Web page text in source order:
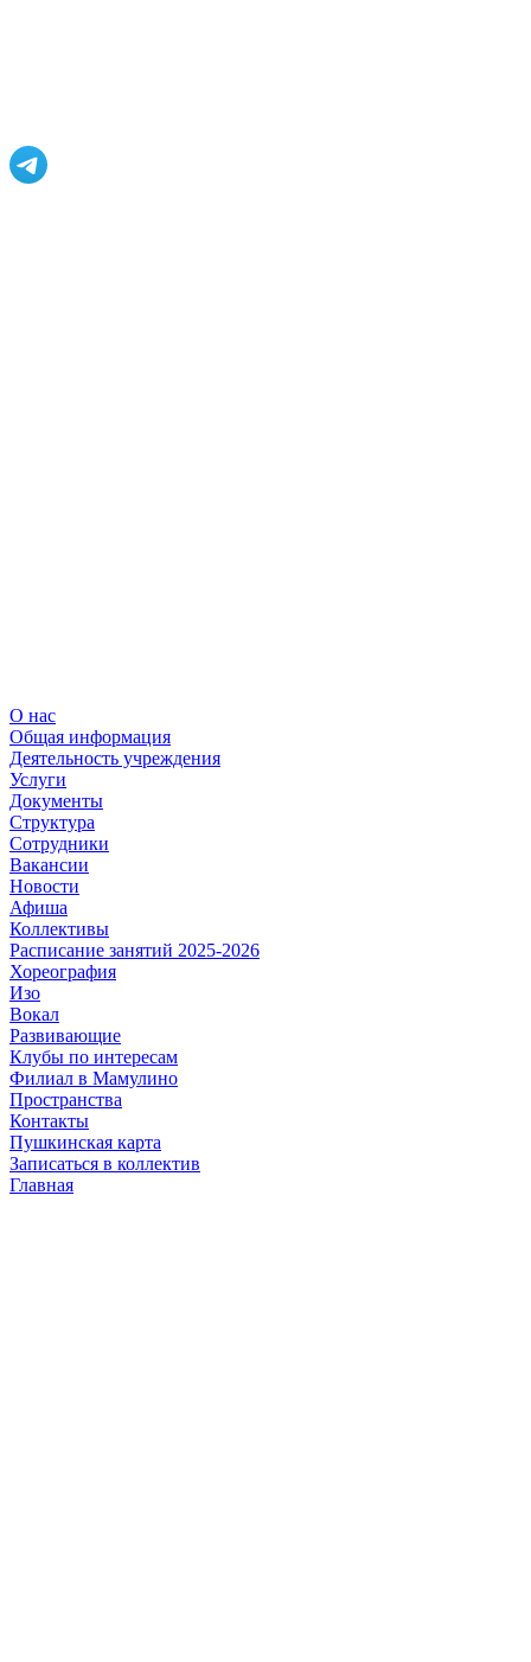
О нас
Общая информация
Деятельность учреждения
Услуги
Документы
Структура
Сотрудники
Вакансии
Новости
Афиша
Коллективы
Расписание занятий 2025-2026
Хореография
Изо
Вокал
Развивающие
Клубы по интересам
Филиал в Мамулино
Пространства
Контакты
Пушкинская карта
Записаться в коллектив
Главная